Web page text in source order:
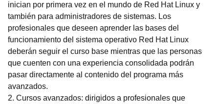
inician por primera vez en el mundo de Red Hat Linux y
también para administradores de sistemas. Los
profesionales que deseen aprender las bases del
funcionamiento del sistema operativo Red Hat Linux
deberán seguir el curso base mientras que las personas
que cuenten con una experiencia consolidada podrán
pasar directamente al contenido del programa más
avanzados.
2. Cursos avanzados: dirigidos a profesionales que